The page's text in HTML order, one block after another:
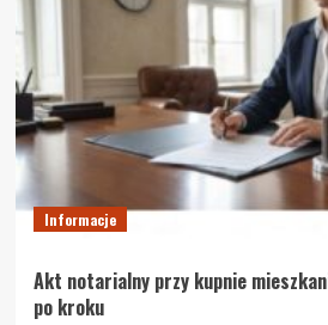
zaciemniające
blackout
czym
naprawdę
są
kiedy
je
Informacje
Akt notarialny przy kupnie
po kroku